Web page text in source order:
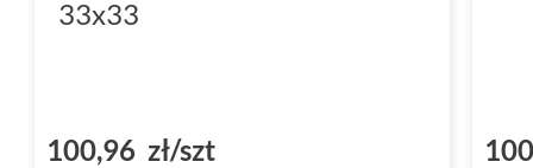
33x33
100,96 zł/szt